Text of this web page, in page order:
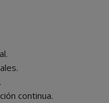
continua.